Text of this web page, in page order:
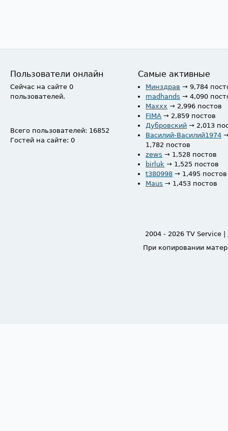
Пользователи онлайн
Сейчас на сайте 0
пользователей.
Всего пользователей: 16852
Гостей на сайте: 0
Самые активные
Минздрав → 9,784
madhands → 4,090
Maxxx → 2,996 постов
FIMA → 2,859 постов
Дубровский → 2,013
Василий-Василий1974
1,782 постов
zews → 1,528 постов
birluk → 1,525 постов
t380998 → 1,495 постов
Maus → 1,453 постов
2004 - 2026 TV Service |
При копировании